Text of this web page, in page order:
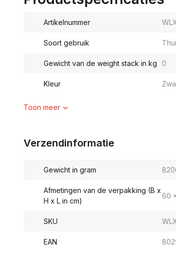
Artikelnummer
Soort gebruik
Gewicht van de weight stack in kg 0
Kleur
Toon meer
Verzendinformatie
Gewicht in gram
Afmetingen van de verpakking (B x
H x L in cm)
60
SKU
EAN